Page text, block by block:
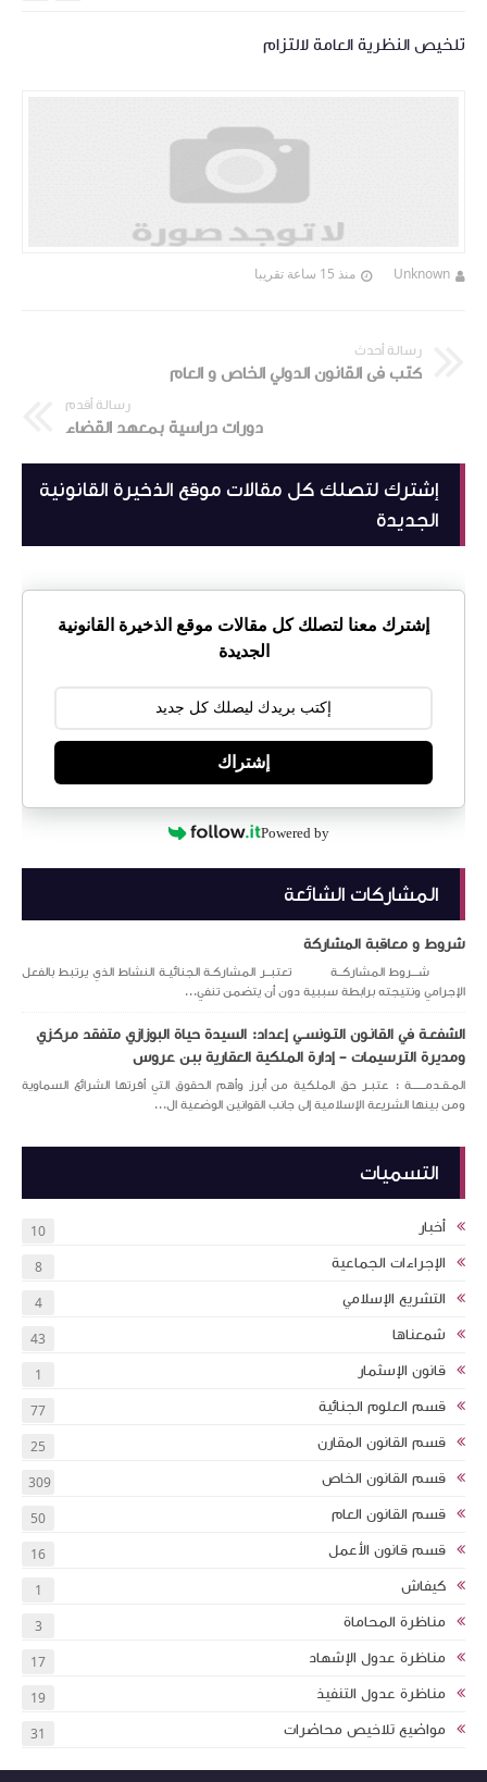
تلخيص النظرية العامة لالتزام
Unknown منذ 15 ساعة تقريبا
رسالة أحدث
كتب فى القانون الدولي الخاص و العام
رسالة أقدم
دورات دراسية بمعهد القضاء
إشترك لتصلك كل مقالات موقع الذخيرة القانونية
الجديدة
إشترك معنا لتصلك كل مقالات موقع الذخيرة القانونية
الجديدة
إشتراك
Powered by
المشاركات الشائعة
شروط و معاقبة المشاركة
شـــروط المشاركــة تعتبــر المشاركـة الجنائيـة النشاط الذي يرتبط بالفعل
الإجرامي ونتيجته برابطة سببية دون أن يتضمن تنفي...
الشفعـة في القانـون التـونســي إعداد: السيدة حياة البوزازي متفقد مركزي
ومديرة الترسيمات – إدارة الملكية العقارية ببن عروس
المـقـدمــــــة : عتبـر حق الملكية من أبرز وأهم الحقوق التي أقرتها الشرائع السماوية
ومن بينها الشريعة الإسلامية إلى جانب القوانين الوضعية ال...
التسميات
أخبار 10
الإجراءات الجماعية 8
التشريع الإسلامي 4
شمعناها 43
قانون الإسثمار 1
قسم العلوم الجنائية 77
قسم القانون المقارن 25
قسم القانون الخاص 309
قسم القانون العام 50
قسم قانون الأعمل 16
كيفاش 1
مناظرة المحاماة 3
مناظرة عدول الإشهاد 17
مناظرة عدول التنفيذ 19
مواضيع تلاخيص محاضرات 31